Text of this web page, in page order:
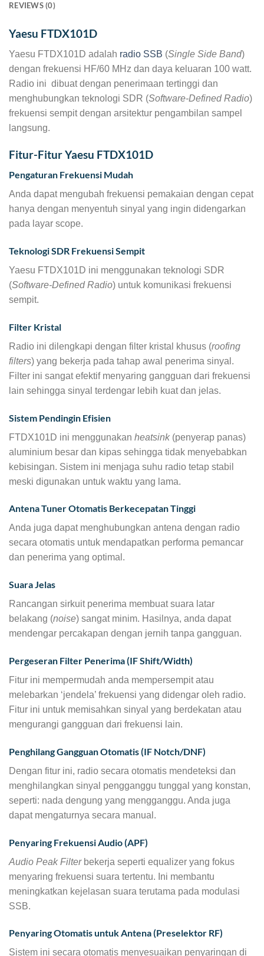
REVIEWS (0)
Yaesu FTDX101D
Yaesu FTDX101D adalah radio SSB (Single Side Band)
dengan frekuensi HF/60 MHz dan daya keluaran 100 watt.
Radio ini dibuat dengan penerimaan tertinggi dan
menghubungkan teknologi SDR (Software-Defined Radio)
frekuensi sempit dengan arsitektur pengambilan sampel
langsung.
Fitur-Fitur Yaesu FTDX101D
Pengaturan Frekuensi Mudah
Anda dapat mengubah frekuensi pemakaian dengan cepat
hanya dengan menyentuh sinyal yang ingin didengarkan
pada layar scope.
Teknologi SDR Frekuensi Sempit
Yaesu FTDX101D ini menggunakan teknologi SDR
(Software-Defined Radio) untuk komunikasi frekuensi
sempit.
Filter Kristal
Radio ini dilengkapi dengan filter kristal khusus (roofing
filters) yang bekerja pada tahap awal penerima sinyal.
Filter ini sangat efektif menyaring gangguan dari frekuensi
lain sehingga sinyal terdengar lebih kuat dan jelas.
Sistem Pendingin Efisien
FTDX101D ini menggunakan heatsink(penyerap panas)
aluminium besar dan kipas sehingga tidak menyebabkan
kebisingan. Sistem ini menjaga suhu radio tetap stabil
meski digunakan untuk waktu yang lama.
Antena Tuner Otomatis Berkecepatan Tinggi
Anda juga dapat menghubungkan antena dengan radio
secara otomatis untuk mendapatkan performa pemancar
dan penerima yang optimal.
Suara Jelas
Rancangan sirkuit penerima membuat suara latar
belakang (noise) sangat minim. Hasilnya, anda dapat
mendengar percakapan dengan jernih tanpa gangguan.
Pergeseran Filter Penerima (IF Shift/Width)
Fitur ini mempermudah anda mempersempit atau
melebarkan ‘jendela’ frekuensi yang didengar oleh radio.
Fitur ini untuk memisahkan sinyal yang berdekatan atau
mengurangi gangguan dari frekuensi lain.
Penghilang Gangguan Otomatis (IF Notch/DNF)
Dengan fitur ini, radio secara otomatis mendeteksi dan
menghilangkan sinyal pengganggu tunggal yang konstan,
seperti: nada dengung yang mengganggu. Anda juga
dapat mengaturnya secara manual.
Penyaring Frekuensi Audio (APF)
Audio Peak Filterbekerja seperti equalizer yang fokus
menyaring frekuensi suara tertentu. Ini membantu
meningkatkan kejelasan suara terutama pada modulasi
SSB.
Penyaring Otomatis untuk Antena (Preselektor RF)
Sistem ini secara otomatis menyesuaikan penyaringan di